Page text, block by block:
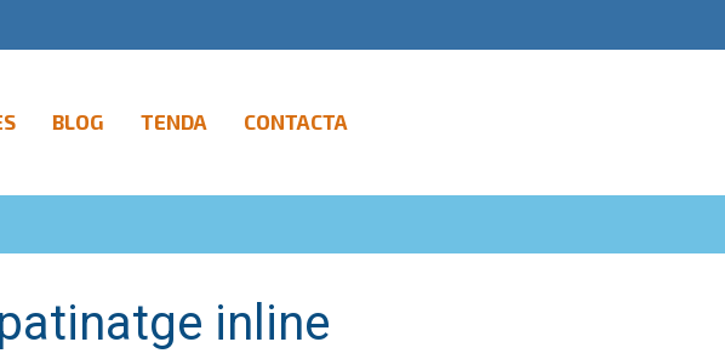
BLOG TENDA CONTACTA
inline